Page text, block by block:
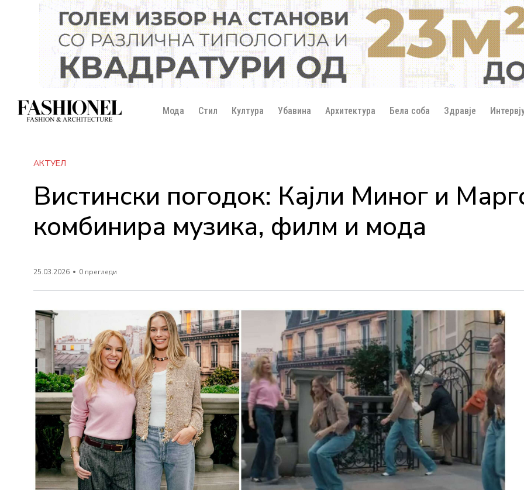
Мода Стил Култура Убавина Архитектура Бела соба Здравје
АКТУЕЛ
Вистински погодок: Кајли Миног и
комбинира музика, филм и мода
25.03.2026 0 прегледи